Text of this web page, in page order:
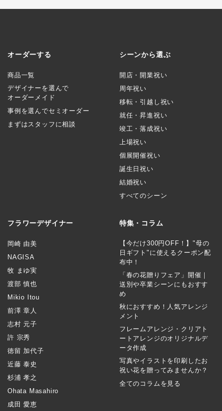
オーダーする
商品一覧
デザイナーを選んで
オーダーメイド
事例を選んでセミオーダー
まずはスタッフに相談
シーンから選ぶ
開店・開業祝い
周年祝い
移転・引越し祝い
就任・昇進祝い
竣工・落成祝い
上場祝い
個展開催祝い
誕生日祝い
結婚祝い
すべてのシーン
フラワーデザイナー
岡崎 由美
NAGISA
牧 まゆ実
渡部 慎也
Mikio Itou
前澤 章人
志村 元子
許 宗秀
徳留 加代子
近藤 泰史
杉浦 孝之
Ohata Masahiro
成田 愛恵
特集・コラム
【今だけ300円OFF！】"母の
日ギフト"に使えるクーポン配
布中！
「春の花贈りフェア」開催｜
送別や卒業シーンにもおすす
め
秋におすすめ！人気アレンジ
メント
フレームアレンジ・クリアト
ートアレンジのオリジナルデ
ータ作成
写真やイラストを印刷したお
祝い花を贈ってみませんか？
全てのコラムを見る